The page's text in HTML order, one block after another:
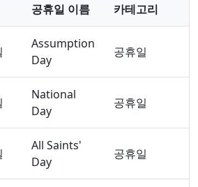
공휴일 이름 카테고리
Assumption
Day
공휴일
National
Day
공휴일
All Saints'
Day
공휴일